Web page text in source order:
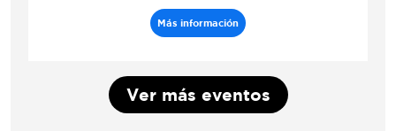
Más información
Ver más eventos